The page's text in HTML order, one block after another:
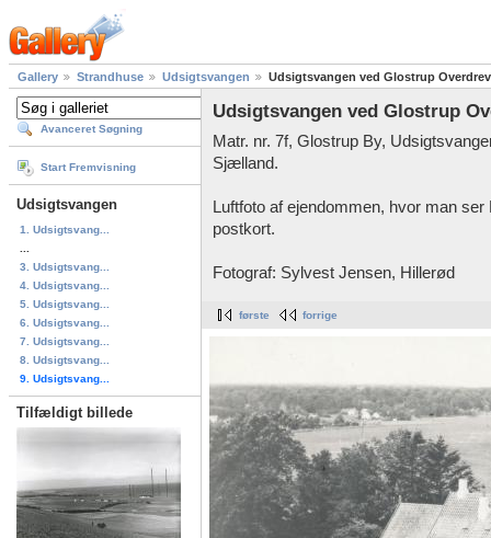
Gallery Strandhuse Udsigtsvangen Udsigtsvangen ved Glostrup Overdrev
Avanceret Søgning
Start Fremvisning
Udsigtsvangen
1. Udsigtsvang...
3. Udsigtsvang...
4. Udsigtsvang...
5. Udsigtsvang...
6. Udsigtsvang...
7. Udsigtsvang...
8. Udsigtsvang...
9. Udsigtsvang...
Tilfældigt billede
Udsigtsvangen ved Glostrup
Matr. nr. 7f, Glostrup By,
Sjælland.
Luftfoto af ejendommen, hvor man
postkort.
Fotograf: Sylvest Jensen, Hillerød
første forrige